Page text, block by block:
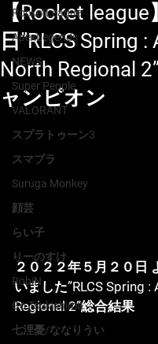
RocketLeague
ApexLegends
NEWS
Super People
VALORANT
スプラトゥーン3
スマブラ
Suruga Monkey
顔芸
らい子
りーのすけ
RobiN
Go Tsukishima
七浬憂/ななりうい
【Rocket
日”RLCS Spring :
North Regional
ャンピオン
２０２２年５月２０日
いました”RLCS Spring :
Regional 2”総合結果